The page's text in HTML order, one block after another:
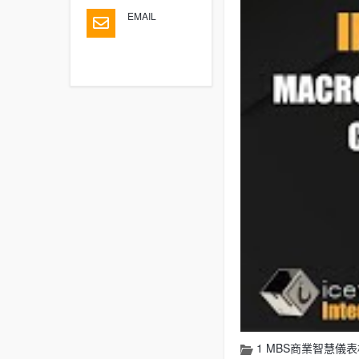
EMAIL
1 MBS商業智慧儀